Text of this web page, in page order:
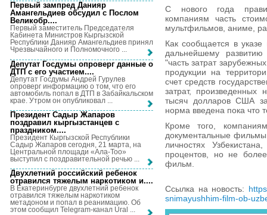
С нового года
компаниям часть
мультфильмов, аниме,
Как сообщается в
дальнейшему
"часть затрат
продукции на
счет средств
затрат,
тысяч долларов США
норма введена пока что
Кроме того,
документальные фильмы
личностях
процентов, но не
фильм.
Ссылка на новость:
snimayushhim-film-ob-
Первый зампред Данияр
Амангельдиев обсудил с Послом
Великобр....
Первый заместитель Председателя
Кабинета Министров Кыргызской
Республики Данияр Амангельдиев принял
Чрезвычайного и Полномочного ...
Депутат Госдумы опроверг данные о
ДТП с его участием....
Депутат Госдумы Андрей Гурулев
опроверг информацию о том, что его
автомобиль попал в ДТП в Забайкальском
крае. Утром он опубликовал ...
Президент Садыр Жапаров
поздравил кыргызстанцев с
праздником....
Президент Кыргызской Республики
Садыр Жапаров сегодня, 21 марта, на
Центральной площади «Ала-Тоо»
выступил с поздравительной речью ...
Двухлетний российский ребенок
отравился тяжелым наркотиком и....
В Екатеринбурге двухлетний ребенок
отравился тяжелым наркотиком
метадоном и попал в реанимацию. Об
этом сообщил Telegram-канал Ural ...